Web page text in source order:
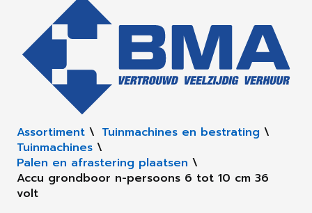
Assortiment \ Tuinmachines en bestrating \
Tuinmachines \
Palen en afrastering plaatsen \
Accu grondboor n-persoons 6 tot 10 cm 36
volt